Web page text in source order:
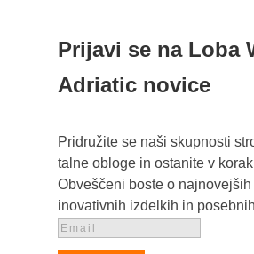
Prijavi se na Loba
Adriatic novice
Pridružite se naši skupnosti
talne obloge in ostanite v
Obveščeni boste o najnovejših
inovativnih izdelkih in